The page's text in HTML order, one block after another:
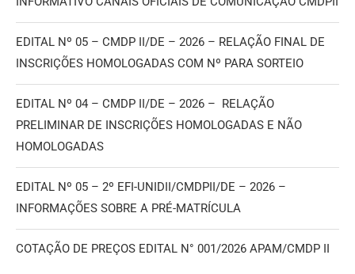
EDITAL Nº 05 – CMDP II/DE – 2026 – RELAÇÃO FINAL DE
INSCRIÇÕES HOMOLOGADAS COM Nº PARA SORTEIO
EDITAL Nº 04 – CMDP II/DE – 2026 – RELAÇÃO
PRELIMINAR DE INSCRIÇÕES HOMOLOGADAS E NÃO
HOMOLOGADAS
EDITAL Nº 05 – 2º EFI-UNIDII/CMDPII/DE – 2026 –
INFORMAÇÕES SOBRE A PRÉ-MATRÍCULA
COTAÇÃO DE PREÇOS EDITAL N° 001/2026 APAM/CMDP II